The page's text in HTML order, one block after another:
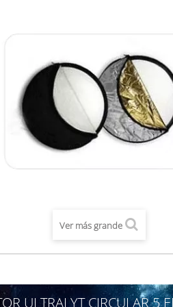
Ver más grande
ULTRALYT CIRCULAR 5